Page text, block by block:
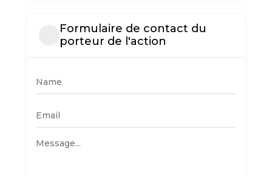
Formulaire de contact du
porteur de l'action